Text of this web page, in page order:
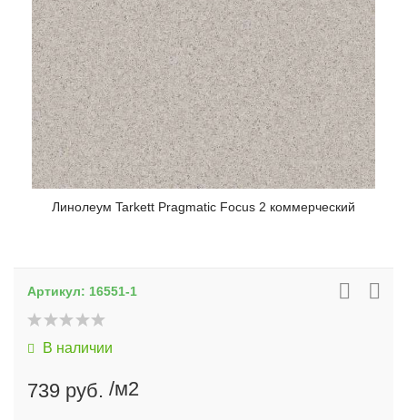
Линолеум Tarkett Pragmatic Focus 2 коммерческий
Артикул: 16551-1
В наличии
739 руб. /м2